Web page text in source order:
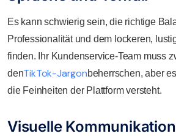
Es kann schwierig sein, die richtige
Professionalität und dem lockeren,
finden. Ihr Kundenservice-Team muss
denTikTok-Jargonbeherrschen, aber
die Feinheiten der Plattform versteht.
Visuelle Kommunikation